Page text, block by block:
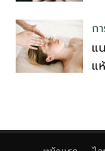
ก
แ
แ